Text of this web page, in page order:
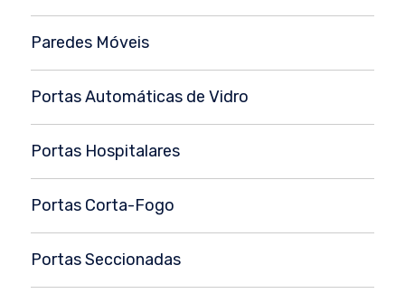
Paredes Móveis
Portas Automáticas de Vidro
Portas Hospitalares
Portas Corta-Fogo
Portas Seccionadas